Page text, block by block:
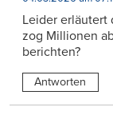
Leider erläutert
zog Millionen
berichten?
Antworten